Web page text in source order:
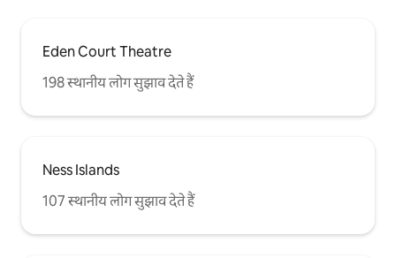
Eden Court Theatre
198 स्थानीय लोग सुझाव देते हैं
Ness Islands
107 स्थानीय लोग सुझाव देते हैं